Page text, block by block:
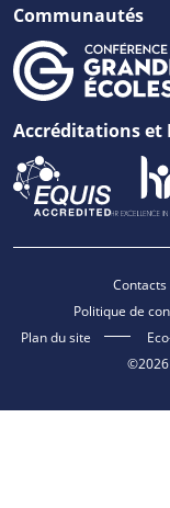
Communautés
Accréditations et
Contacts
Politique de
Plan du site
©2026